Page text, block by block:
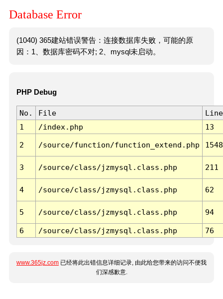
Database Error
(1040) 365建站错误警告：连接数据库失败，可能的原
因：1、数据库密码不对; 2、mysql未启动。
PHP Debug
No. File
Line
1
/index.php 13
2 /source/function/function_extend.php 1548
3 /source/class/jzmysql.class.php 211
4 /source/class/jzmysql.class.php 62
5 /source/class/jzmysql.class.php 94
6 /source/class/jzmysql.class.php 76
www.365jz.com 已经将此出错信息详细记录, 由此给您带来的访问不便我
们深感歉意.